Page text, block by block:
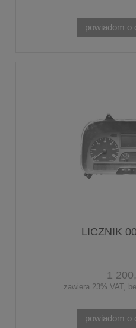
powiadom o
LICZNIK
1
zawiera 23% VAT,
powiadom o